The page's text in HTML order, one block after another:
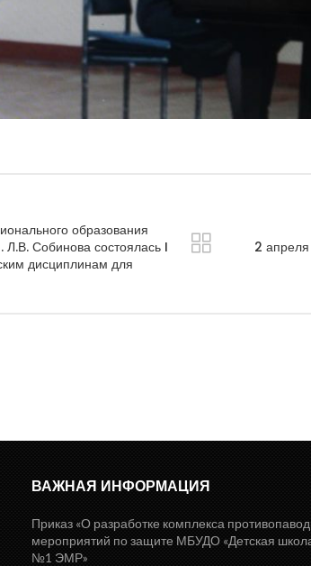
образования
Л.В. Собинова состоялась I
дисциплинам для
2
ВАЖНАЯ ИНФОРМАЦИЯ
Приказ «О разработке комплекса
мероприятий по защите МБУДО «Детская
№1 ЭМР»